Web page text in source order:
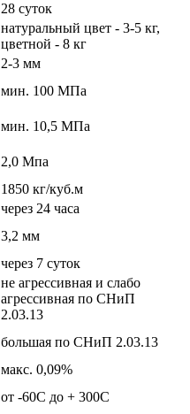
28 суток
натуральный цвет - 3-5 кг,
цветной - 8 кг
2-3 мм
мин. 100 МПа
мин. 10,5 МПа
2,0 Мпа
1850 кг/куб.м
через 24 часа
3,2 мм
через 7 суток
не агрессивная и слабо
агрессивная по СНиП
2.03.13
большая по СНиП 2.03.13
макс. 0,09%
от -60С до + 300С